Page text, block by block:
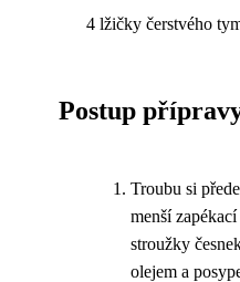
4 lžičky čerstvého
Postup
Troubu si
menší
stroužky
olejem a